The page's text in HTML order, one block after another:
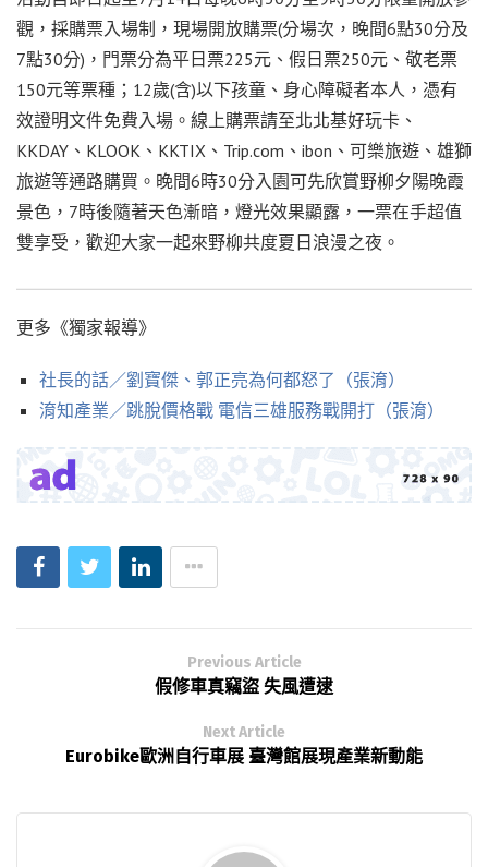
觀，採購票入場制，現場開放購票(分場次，晚間6點30分及
7點30分)，門票分為平日票225元、假日票250元、敬老票
150元等票種；12歲(含)以下孩童、身心障礙者本人，憑有
效證明文件免費入場。線上購票請至北北基好玩卡、
KKDAY、KLOOK、KKTIX、Trip.com、ibon、可樂旅遊、雄獅
旅遊等通路購買。晚間6時30分入園可先欣賞野柳夕陽晚霞
景色，7時後隨著天色漸暗，燈光效果顯露，一票在手超值
雙享受，歡迎大家一起來野柳共度夏日浪漫之夜。
更多《獨家報導》
社長的話／劉寶傑、郭正亮為何都怒了（張淯）
淯知產業／跳脫價格戰 電信三雄服務戰開打（張淯）
Previous Article
假修車真竊盜 失風遭逮
Next Article
Eurobike歐洲自行車展 臺灣館展現產業新動能